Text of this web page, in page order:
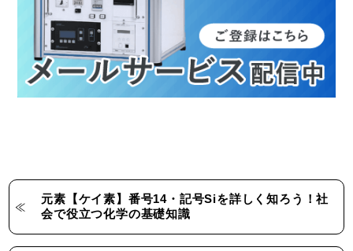
元素【ケイ素】番号14・記号Siを詳しく知ろう！社
会で役立つ化学の基礎知識